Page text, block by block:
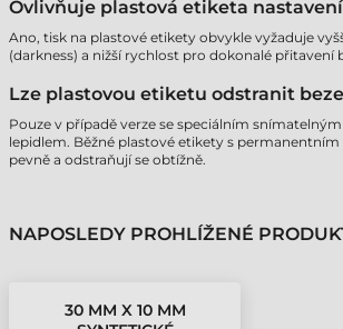
Ovlivňuje plastová etiketa
Ano, tisk na plastové etikety obvykle vyžaduje
(darkness) a nižší rychlost pro dokonalé přitavení
Lze plastovou etiketu odstranit
Pouze v případě verze se speciálním
lepidlem. Běžné plastové etikety s
pevně a odstraňují se obtížně.
NAPOSLEDY PROHLÍŽENÉ
30 MM X 10 MM